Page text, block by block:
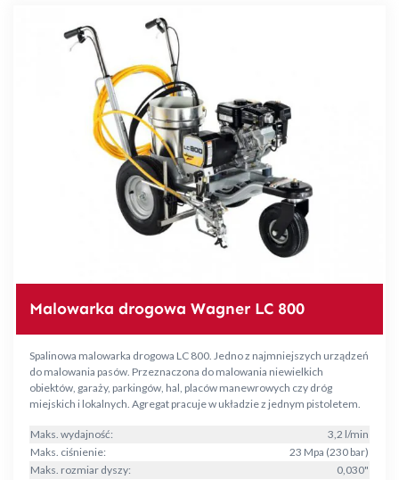
Malowarka drogowa Wagner LC 800
Spalinowa malowarka drogowa LC 800. Jedno z najmniejszych urządzeń
do malowania pasów. Przeznaczona do malowania niewielkich
obiektów, garaży, parkingów, hal, placów manewrowych czy dróg
miejskich i lokalnych. Agregat pracuje w układzie z jednym pistoletem.
Maks. wydajność:
3,2 l/min
Maks. ciśnienie:
23 Mpa (230 bar)
Maks. rozmiar dyszy:
0,030"